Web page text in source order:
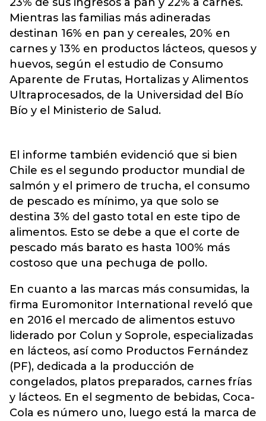
Mientras las familias más adineradas
destinan 16% en pan y cereales, 20% en
carnes y 13% en productos lácteos, quesos y
huevos, según el estudio de Consumo
Aparente de Frutas, Hortalizas y Alimentos
Ultraprocesados, de la Universidad del Bío
Bío y el Ministerio de Salud.
El informe también evidenció que si bien
Chile es el segundo productor mundial de
salmón y el primero de trucha, el consumo
de pescado es mínimo, ya que solo se
destina 3% del gasto total en este tipo de
alimentos. Esto se debe a que el corte de
pescado más barato es hasta 100% más
costoso que una pechuga de pollo.
En cuanto a las marcas más consumidas, la
firma Euromonitor International reveló que
en 2016 el mercado de alimentos estuvo
liderado por Colun y Soprole, especializadas
en lácteos, así como Productos Fernández
(PF), dedicada a la producción de
congelados, platos preparados, carnes frías
y lácteos. En el segmento de bebidas, Coca-
Cola es número uno, luego está la marca de